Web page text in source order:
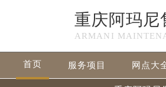
重庆阿玛尼
ARMANI
首页 服务项目 网点大